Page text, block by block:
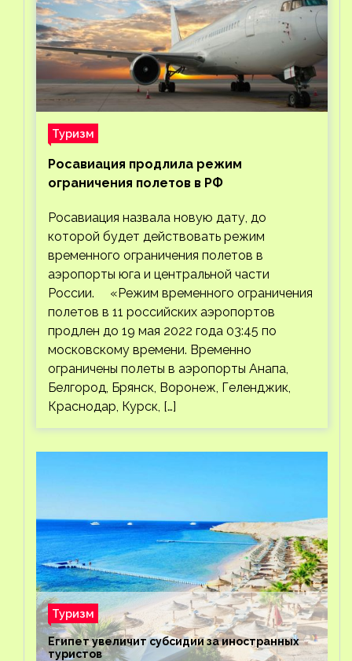
Туризм
Росавиация продлила режим
ограничения полетов в РФ
Росавиация назвала новую дату, до
которой будет действовать режим
временного ограничения полетов в
аэропорты юга и центральной части
России. «Режим временного ограничения
полетов в 11 российских аэропортов
продлен до 19 мая 2022 года 03:45 по
московскому времени. Временно
ограничены полеты в аэропорты Анапа,
Белгород, Брянск, Воронеж, Геленджик,
Краснодар, Курск, […]
Туризм
Египет увеличит субсидии за иностранных
туристов